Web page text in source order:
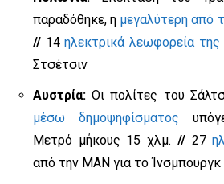
παραδόθηκε, η μεγαλύτερη από
// 14ηλεκτρικά λεωφορεία της
Στσέτσιν
Αυστρία: Οι πολίτες του
μέσω δημοψηφίσματος
Μετρό μήκους 15 χλμ. //27
από την MAN για το Ίνσμπουργκ